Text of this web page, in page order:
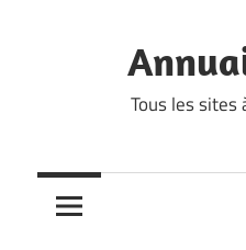
Tous les sites